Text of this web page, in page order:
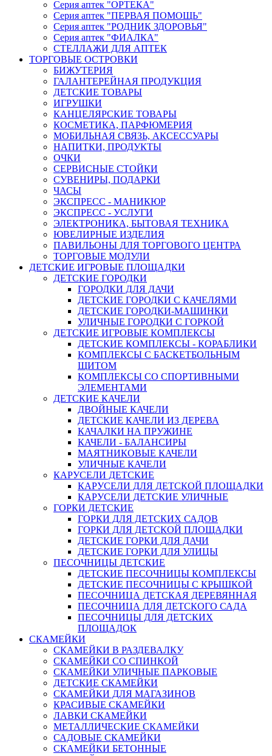
Серия аптек "ОРТЕКА"
Серия аптек "ПЕРВАЯ ПОМОЩЬ"
Серия аптек "РОДНИК ЗДОРОВЬЯ"
Серия аптек "ФИАЛКА"
СТЕЛЛАЖИ ДЛЯ АПТЕК
ТОРГОВЫЕ ОСТРОВКИ
БИЖУТЕРИЯ
ГАЛАНТЕРЕЙНАЯ ПРОДУКЦИЯ
ДЕТСКИЕ ТОВАРЫ
ИГРУШКИ
КАНЦЕЛЯРСКИЕ ТОВАРЫ
КОСМЕТИКА, ПАРФЮМЕРИЯ
МОБИЛЬНАЯ СВЯЗЬ, АКСЕССУАРЫ
НАПИТКИ, ПРОДУКТЫ
ОЧКИ
СЕРВИСНЫЕ СТОЙКИ
СУВЕНИРЫ, ПОДАРКИ
ЧАСЫ
ЭКСПРЕСС - МАНИКЮР
ЭКСПРЕСС - УСЛУГИ
ЭЛЕКТРОНИКА, БЫТОВАЯ ТЕХНИКА
ЮВЕЛИРНЫЕ ИЗДЕЛИЯ
ПАВИЛЬОНЫ ДЛЯ ТОРГОВОГО ЦЕНТРА
ТОРГОВЫЕ МОДУЛИ
ДЕТСКИЕ ИГРОВЫЕ ПЛОЩАДКИ
ДЕТСКИЕ ГОРОДКИ
ГОРОДКИ ДЛЯ ДАЧИ
ДЕТСКИЕ ГОРОДКИ С КАЧЕЛЯМИ
ДЕТСКИЕ ГОРОДКИ-МАШИНКИ
УЛИЧНЫЕ ГОРОДКИ С ГОРКОЙ
ДЕТСКИЕ ИГРОВЫЕ КОМПЛЕКСЫ
ДЕТСКИЕ КОМПЛЕКСЫ - КОРАБЛИКИ
КОМПЛЕКСЫ С БАСКЕТБОЛЬНЫМ
ЩИТОМ
КОМПЛЕКСЫ СО СПОРТИВНЫМИ
ЭЛЕМЕНТАМИ
ДЕТСКИЕ КАЧЕЛИ
ДВОЙНЫЕ КАЧЕЛИ
ДЕТСКИЕ КАЧЕЛИ ИЗ ДЕРЕВА
КАЧАЛКИ НА ПРУЖИНЕ
КАЧЕЛИ - БАЛАНСИРЫ
МАЯТНИКОВЫЕ КАЧЕЛИ
УЛИЧНЫЕ КАЧЕЛИ
КАРУСЕЛИ ДЕТСКИЕ
КАРУСЕЛИ ДЛЯ ДЕТСКОЙ ПЛОЩАДКИ
КАРУСЕЛИ ДЕТСКИЕ УЛИЧНЫЕ
ГОРКИ ДЕТСКИЕ
ГОРКИ ДЛЯ ДЕТСКИХ САДОВ
ГОРКИ ДЛЯ ДЕТСКОЙ ПЛОЩАДКИ
ДЕТСКИЕ ГОРКИ ДЛЯ ДАЧИ
ДЕТСКИЕ ГОРКИ ДЛЯ УЛИЦЫ
ПЕСОЧНИЦЫ ДЕТСКИЕ
ДЕТСКИЕ ПЕСОЧНИЦЫ КОМПЛЕКСЫ
ДЕТСКИЕ ПЕСОЧНИЦЫ С КРЫШКОЙ
ПЕСОЧНИЦА ДЕТСКАЯ ДЕРЕВЯННАЯ
ПЕСОЧНИЦА ДЛЯ ДЕТСКОГО САДА
ПЕСОЧНИЦЫ ДЛЯ ДЕТСКИХ
ПЛОЩАДОК
СКАМЕЙКИ
СКАМЕЙКИ В РАЗДЕВАЛКУ
СКАМЕЙКИ СО СПИНКОЙ
СКАМЕЙКИ УЛИЧНЫЕ ПАРКОВЫЕ
ДЕТСКИЕ СКАМЕЙКИ
СКАМЕЙКИ ДЛЯ МАГАЗИНОВ
КРАСИВЫЕ СКАМЕЙКИ
ЛАВКИ СКАМЕЙКИ
МЕТАЛЛИЧЕСКИЕ СКАМЕЙКИ
САДОВЫЕ СКАМЕЙКИ
СКАМЕЙКИ БЕТОННЫЕ